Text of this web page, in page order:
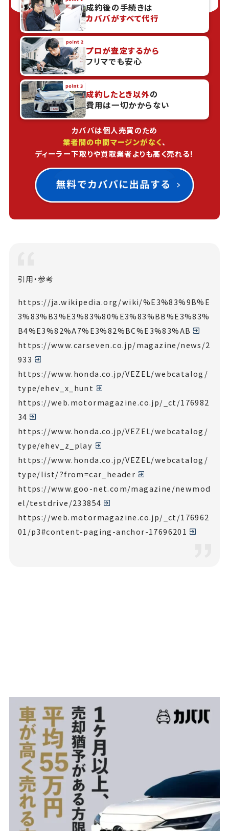
成約後の手続きは
カババがすべて代行
プロが査定するから
フリマでも安心
成約したとき以外の
費用は一切かからない
カババは個人売買のため
業者間の中間マージンがなく、
ディーラー下取りや買取業者よりも高く売れる！
引用・参考
https://ja.wikipedia.org/wiki/%E3%83%9B%E
3%83%B3%E3%83%80%E3%83%BB%E3%83%
B4%E3%82%A7%E3%82%BC%E3%83%AB
https://www.carseven.co.jp/magazine/news/2
933
https://www.honda.co.jp/VEZEL/webcatalog/
type/ehev_x_hunt
https://web.motormagazine.co.jp/_ct/176982
34
https://www.honda.co.jp/VEZEL/webcatalog/
type/ehev_z_play
https://www.honda.co.jp/VEZEL/webcatalog/
type/list/?from=car_header
https://www.goo-net.com/magazine/newmod
el/testdrive/233854
https://web.motormagazine.co.jp/_ct/176962
01/p3#content-paging-anchor-17696201